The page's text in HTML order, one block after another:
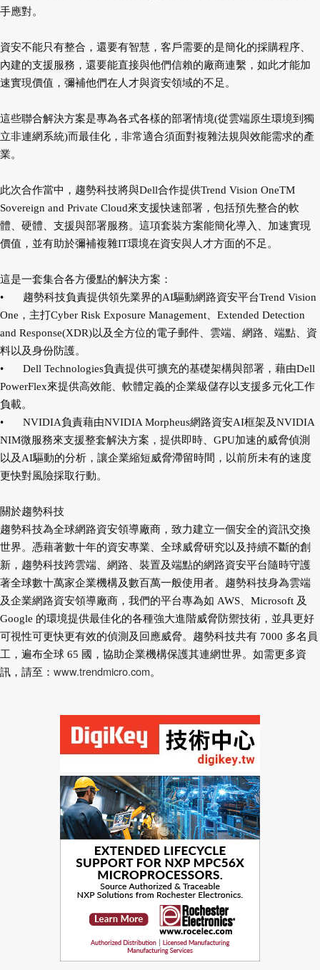
手應對。
資安不能只有整合，還要有智慧，客戶需要的是簡化的採購程序、
內建的支援服務，還要能直接與他們信賴的廠商連繫，如此才能加
速實現價值，彌補他們在人才與資安領域的不足。
這些聯合解決方案是專為各式各樣的部署情境(從雲端原生環境到獨
立非連網系統)而最佳化，非常適合須面對複雜法規與效能需求的產
業。
此次合作當中，趨勢科技將與Dell合作提供Trend Vision OneTM
Sovereign and Private Cloud來支援快速部署，包括預先整合的軟
體、硬體、支援與部署服務。這項套裝方案能簡化導入、加速實現
價值，並有助於彌補複雜IT環境在資安與人才方面的不足。
這是一套集合各方優點的解決方案：
•
趨勢科技負責提供領先業界的AI驅動網路資安平台Trend Vision
One，主打Cyber Risk Exposure Management、Extended Detection
and Response(XDR)以及全方位的電子郵件、雲端、網路、端點、資
料以及身份防護。
•
Dell Technologies負責提供可擴充的基礎架構與部署，藉由Dell
PowerFlex來提供高效能、軟體定義的企業級儲存以支援多元化工作
負載。
•
NVIDIA負責藉由NVIDIA Morpheus網路資安AI框架及NVIDIA
NIM微服務來支援整套解決方案，提供即時、GPU加速的威脅偵測
以及AI驅動的分析，讓企業縮短威脅滯留時間，以前所未有的速度
更快對風險採取行動。
關於趨勢科技
趨勢科技為全球網路資安領導廠商，致力建立一個安全的資訊交換
世界。憑藉著數十年的資安專業、全球威脅研究以及持續不斷的創
新，趨勢科技跨雲端、網路、裝置及端點的網路資安平台隨時守護
著全球數十萬家企業機構及數百萬一般使用者。趨勢科技身為雲端
及企業網路資安領導廠商，我們的平台專為如 AWS、Microsoft 及
Google 的環境提供最佳化的各種強大進階威脅防禦技術，並具更好
可視性可更快更有效的偵測及回應威脅。趨勢科技共有 7000 多名員
工，遍布全球 65 國，協助企業機構保護其連網世界。如需更多資
訊，請至： www.trendmicro.com。